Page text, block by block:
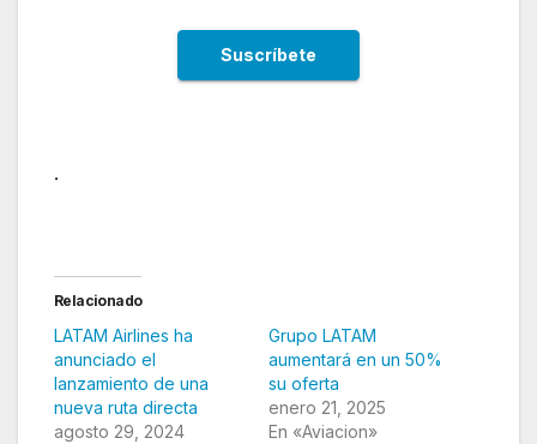
.
Relacionado
LATAM Airlines ha
anunciado el
lanzamiento de una
nueva ruta directa
agosto 29, 2024
Grupo LATAM
aumentará en un 50%
su oferta
enero 21, 2025
En «Aviacion»